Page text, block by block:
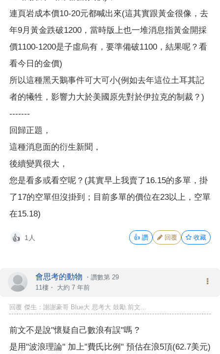
連頁岩成本價10-20元都喊出來(這其實跟黃金很像，去
年9月黃金跌破1200，當時版上也一堆消息指黃金開採
價1100-1200是子虛烏有，要準備破1100，結果呢？看
看今日的金價)
所以這種黑天鵝事件可大可小(例如去年這位土耳其記
者的犧牲，影響力大於美國原先對於伊拉克的制裁？)
-------
回歸正題，
這種消息面的衍生新聞，
後續變異很大，
您是看多或看空呢？(其實早上我賣了16.15的多單，掛
了17的空單但沒掛到；目前多單的價位在23以上，空單
在15.18)
👍 1人 👍 讚 回覆 收藏
會思考的動物 ・ 讚數第 29
11樓・ 大約 7 年前
回覆 傑生：謝謝豪哥 Blue大 思考大 鼓勵.前文...
前文不是說"懷疑自己數浪有誤"嗎 ?
是用"波浪理論" 加上"費氏比例" 預估在浪5頂(62.7美元)